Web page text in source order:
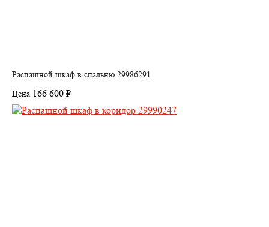
Распашной шкаф в спальню 29986291
Цена 166 600 ₽